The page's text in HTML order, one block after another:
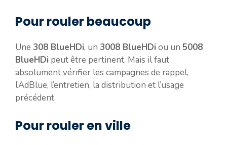
Pour rouler beaucoup
Une 308 BlueHDi, un 3008 BlueHDi ou un 5008
BlueHDi peut être pertinent. Mais il faut
absolument vérifier les campagnes de rappel,
l’AdBlue, l’entretien, la distribution et l’usage
précédent.
Pour rouler en ville